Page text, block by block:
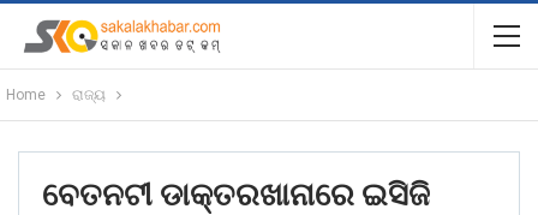
Home ରାଜ୍ୟ
ବେତନଟୀ ଡାକ୍ତରଖାନାରେ ଇସିଜି